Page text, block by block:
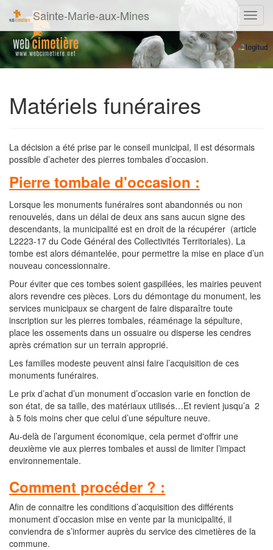
Sainte-Marie-aux-Mines
Matériels funéraires
La décision a été prise par le conseil municipal, Il est désormais
possible d’acheter des pierres tombales d’occasion.
Pierre tombale d'occasion :
Lorsque les monuments funéraires sont abandonnés ou non
renouvelés, dans un délai de deux ans sans aucun signe des
descendants, la municipalité est en droit de la récupérer (article
L2223-17 du Code Général des Collectivités Territoriales). La
tombe est alors démantelée, pour permettre la mise en place d’un
nouveau concessionnaire.
Pour éviter que ces tombes soient gaspillées, les mairies peuvent
alors revendre ces pièces. Lors du démontage du monument, les
services municipaux se chargent de faire disparaître toute
inscription sur les pierres tombales, réaménage la sépulture,
place les ossements dans un ossuaire ou disperse les cendres
après crémation sur un terrain approprié.
Les familles modeste peuvent ainsi faire l’acquisition de ces
monuments funéraires.
Le prix d’achat d’un monument d’occasion varie en fonction de
son état, de sa taille, des matériaux utilisés…Et revient jusqu’a 2
à 5 fois moins cher que celui d’une sépulture neuve.
Au-delà de l’argument économique, cela permet d'offrir une
deuxième vie aux pierres tombales et aussi de limiter l’impact
environnementale.
Comment procéder ? :
Afin de connaitre les conditions d’acquisition des différents
monument d’occasion mise en vente par la municipalité, il
conviendra de s’informer auprès du service des cimetières de la
commune.